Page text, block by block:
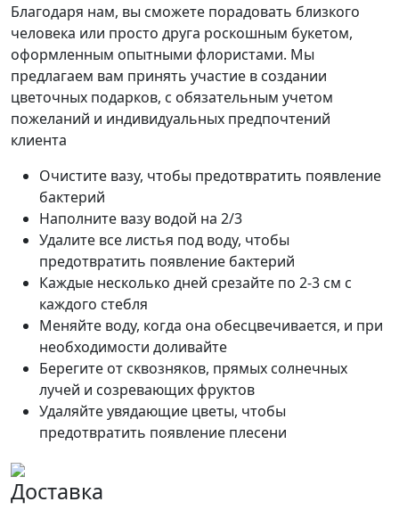
Благодаря нам, вы сможете порадовать близкого
человека или просто друга роскошным букетом,
оформленным опытными флористами. Мы
предлагаем вам принять участие в создании
цветочных подарков, с обязательным учетом
пожеланий и индивидуальных предпочтений
клиента
Очистите вазу, чтобы предотвратить появление
бактерий
Наполните вазу водой на 2/3
Удалите все листья под воду, чтобы
предотвратить появление бактерий
Каждые несколько дней срезайте по 2-3 см с
каждого стебля
Меняйте воду, когда она обесцвечивается, и при
необходимости доливайте
Берегите от сквозняков, прямых солнечных
лучей и созревающих фруктов
Удаляйте увядающие цветы, чтобы
предотвратить появление плесени
Доставка